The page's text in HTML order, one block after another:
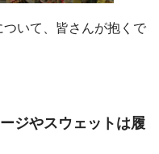
いて、皆さんが抱くで
ジやスウェットは履